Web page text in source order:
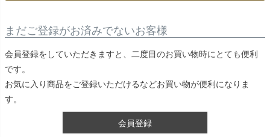
まだご登録がお済みでないお客様
会員登録をしていただきますと、二度目のお買い物時にとても便利
です。
お気に入り商品をご登録いただけるなどお買い物が便利になりま
す。
会員登録